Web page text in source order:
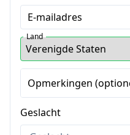
E-mailadres
Land
Opmerkingen
Geslacht